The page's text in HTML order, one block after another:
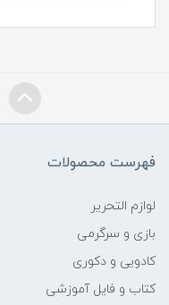
فهرست محصولات
لوازم التحریر
بازی و سرگرمی
کادویی و دکوری
کتاب و فایل آموزشی